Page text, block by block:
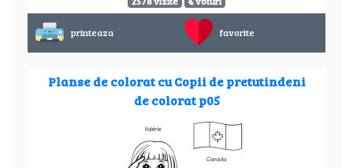
printeaza favorite
Planse de colorat cu Copii de pretutindeni
de colorat p05